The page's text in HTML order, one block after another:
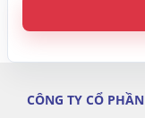
CÔNG TY CỔ